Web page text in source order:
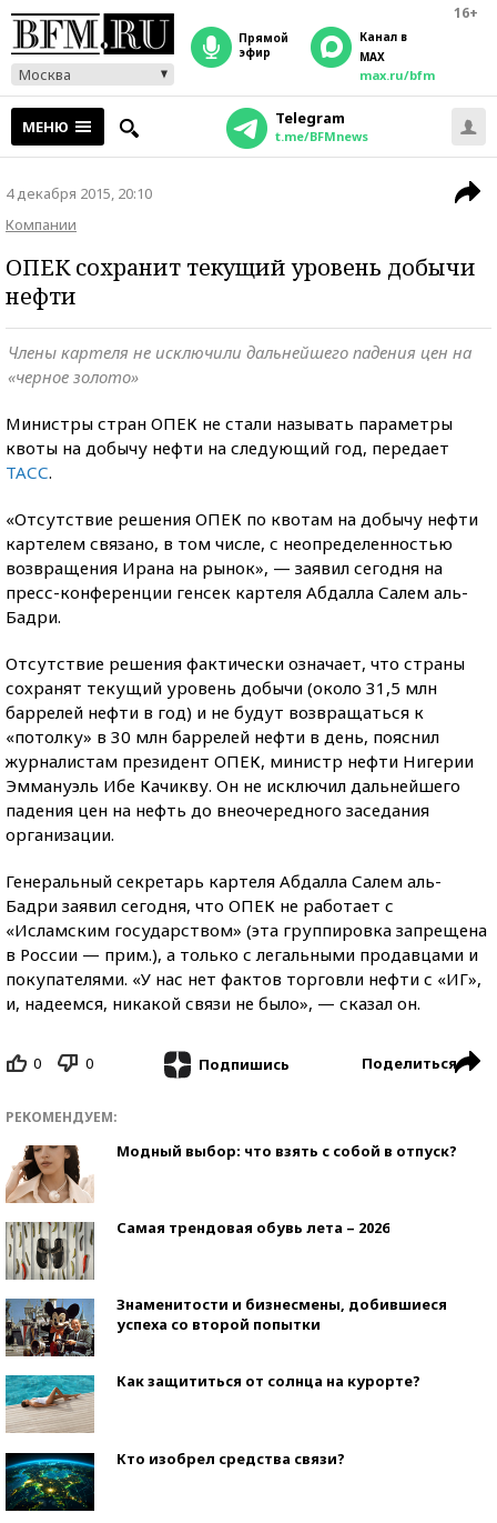
16+
Москва
прямой
эфир
Канал в
MAX
max.ru/bfm
МЕНЮ Telegram
t.me/BFMnews
4 декабря 2015, 20:10
Компании
ОПЕК сохранит текущий уровень добычи
нефти
Члены картеля не исключили дальнейшего падения цен на
«черное золото»
Министры стран ОПЕК не стали называть параметры
квоты на добычу нефти на следующий год, передает
ТАСС.
«Отсутствие решения ОПЕК по квотам на добычу нефти
картелем связано, в том числе, с неопределенностью
возвращения Ирана на рынок», — заявил сегодня на
пресс-конференции генсек картеля Абдалла Салем аль-
Бадри.
Отсутствие решения фактически означает, что страны
сохранят текущий уровень добычи (около 31,5 млн
баррелей нефти в год) и не будут возвращаться к
«потолку» в 30 млн баррелей нефти в день, пояснил
журналистам президент ОПЕК, министр нефти Нигерии
Эммануэль Ибе Качикву. Он не исключил дальнейшего
падения цен на нефть до внеочередного заседания
организации.
Генеральный секретарь картеля Абдалла Салем аль-
Бадри заявил сегодня, что ОПЕК не работает с
«Исламским государством» (эта группировка запрещена
в России — прим.), а только с легальными продавцами и
покупателями. «У нас нет фактов торговли нефти с «ИГ»,
и, надеемся, никакой связи не было», — сказал он.
0 0 Подпишись Поделиться
РЕКОМЕНДУЕМ:
Модный выбор: что взять с собой в отпуск?
Самая трендовая обувь лета – 2026
Знаменитости и бизнесмены, добившиеся
успеха со второй попытки
Как защититься от солнца на курорте?
Кто изобрел средства связи?